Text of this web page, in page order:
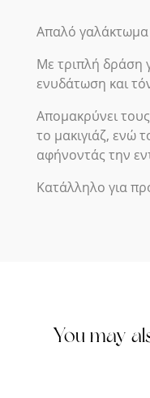
Απαλό
Με τριπλή δράση
ενυδάτωση και
Απομακρύνει
το μακιγιάζ, ενώ
αφήνοντάς την
Κατάλληλο για
You may